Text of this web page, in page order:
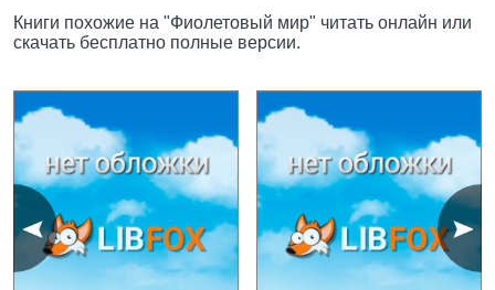
Книги похожие на "Фиолетовый мир" читать онлайн или
скачать бесплатно полные версии.